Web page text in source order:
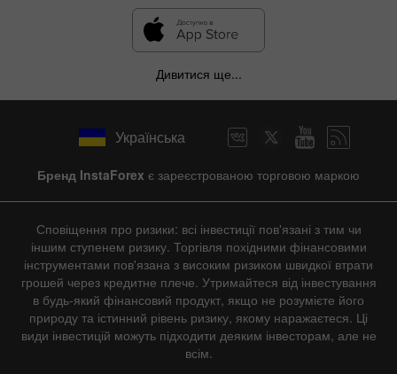
Дивитися ще...
Українська
Бренд InstaForex є зареєстрованою торговою маркою
Сповіщення про ризики: всі інвестиції пов'язані з тим чи
іншим ступенем ризику. Торгівля похідними фінансовими
інструментами пов'язана з високим ризиком швидкої втрати
грошей через кредитне плече. Утримайтеся від інвестування
в будь-який фінансовий продукт, якщо не розумієте його
природу та істинний рівень ризику, якому наражаєтеся. Ці
види інвестицій можуть підходити деяким інвесторам, але не
всім.